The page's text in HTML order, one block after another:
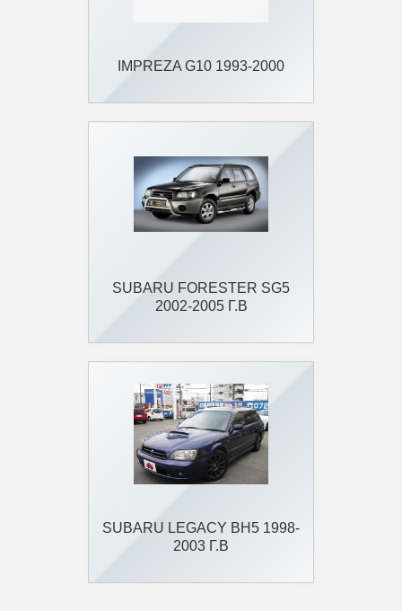
IMPREZA G10 1993-2000
SUBARU FORESTER SG5
2002-2005 Г.В
SUBARU LEGACY BH5 1998-
2003 Г.В